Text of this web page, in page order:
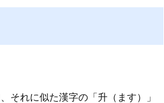
それに似た漢字の「升（ます）」